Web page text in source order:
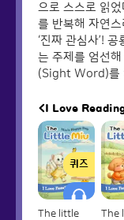
으로 스스로 읽
를 반복해 자연
‘진짜 관심사’!
는 주제를 엄선
(Sight Word)를
<I Love
퀴즈
The little
The